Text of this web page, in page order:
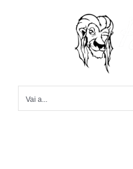
Vai a...